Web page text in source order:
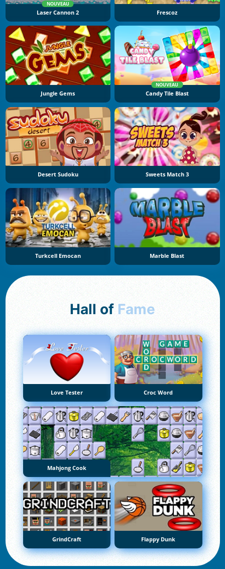
NOUVEAU
Laser Cannon 2 Frescoz
Jungle Gems
NOUVEAU
Candy Tile Blast
Desert Sudoku Sweets Match 3
Turkcell Emocan Marble Blast
Hall of Fame
Love Tester Croc Word
Mahjong Cook
GrindCraft Flappy Dunk